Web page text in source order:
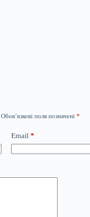
Обов’язкові поля позначені *
Email *